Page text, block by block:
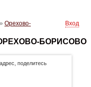
» Орехово-
Вход
БОРИСОВО
поделитесь